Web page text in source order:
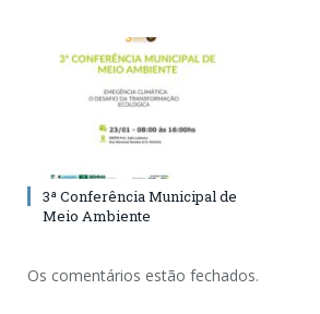
3ª Conferência Municipal de
Meio Ambiente
Os comentários estão fechados.